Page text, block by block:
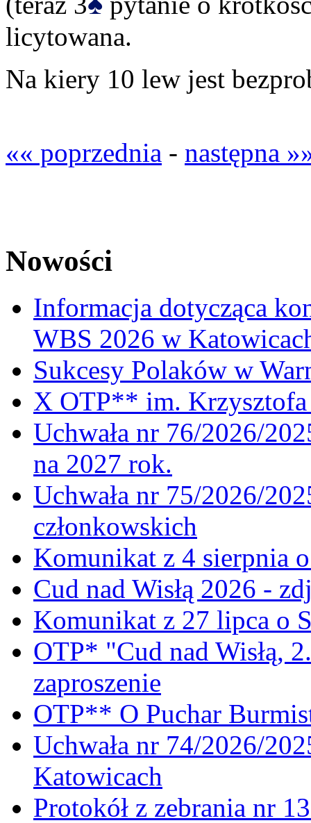
licytowana.
Na kiery 10 lew jest
«« poprzednia - następna
Nowości
Informacja dotycząca
WBS 2026 w
Sukcesy Polaków w
X OTP** im. Krzysztofa
Uchwała nr 76/2026/
na 2027 rok.
Uchwała nr 75/2026/
członkowskich
Komunikat z 4 sierpnia
Cud nad Wisłą 2026 -
Komunikat z 27 lipca o
OTP* "Cud nad Wisłą,
zaproszenie
OTP** O Puchar
Uchwała nr 74/2026/
Katowicach
Protokół z zebrania nr